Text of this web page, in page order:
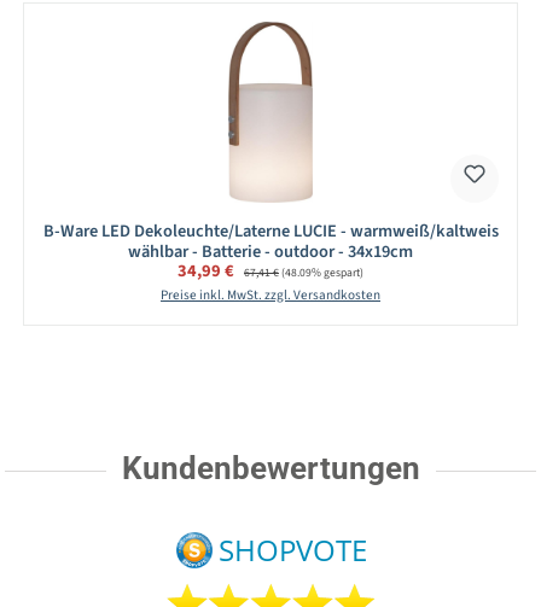
B-Ware LED Dekoleuchte/Laterne LUCIE - warmweiß/kaltweis
wählbar - Batterie - outdoor - 34x19cm
Verkaufspreis:
34,99 € Regulärer Preis:
67,41 €(48.09% gespart)
Preise inkl. MwSt. zzgl. Versandkosten
Kundenbewertungen